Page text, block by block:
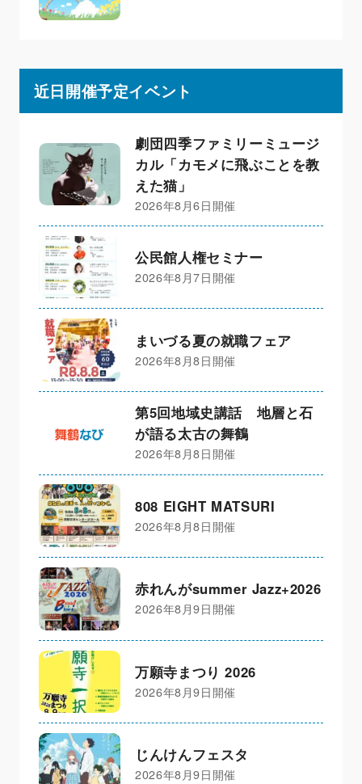
近日開催予定イベント
劇団四季ファミリーミュージ
カル「カモメに飛ぶことを教
えた猫」
2026年8月6日開催
公民館人権セミナー
2026年8月7日開催
まいづる夏の就職フェア
2026年8月8日開催
第5回地域史講話 地層と石
が語る太古の舞鶴
2026年8月8日開催
808 EIGHT MATSURI
2026年8月8日開催
赤れんがsummer Jazz+2026
2026年8月9日開催
万願寺まつり 2026
2026年8月9日開催
じんけんフェスタ
2026年8月9日開催